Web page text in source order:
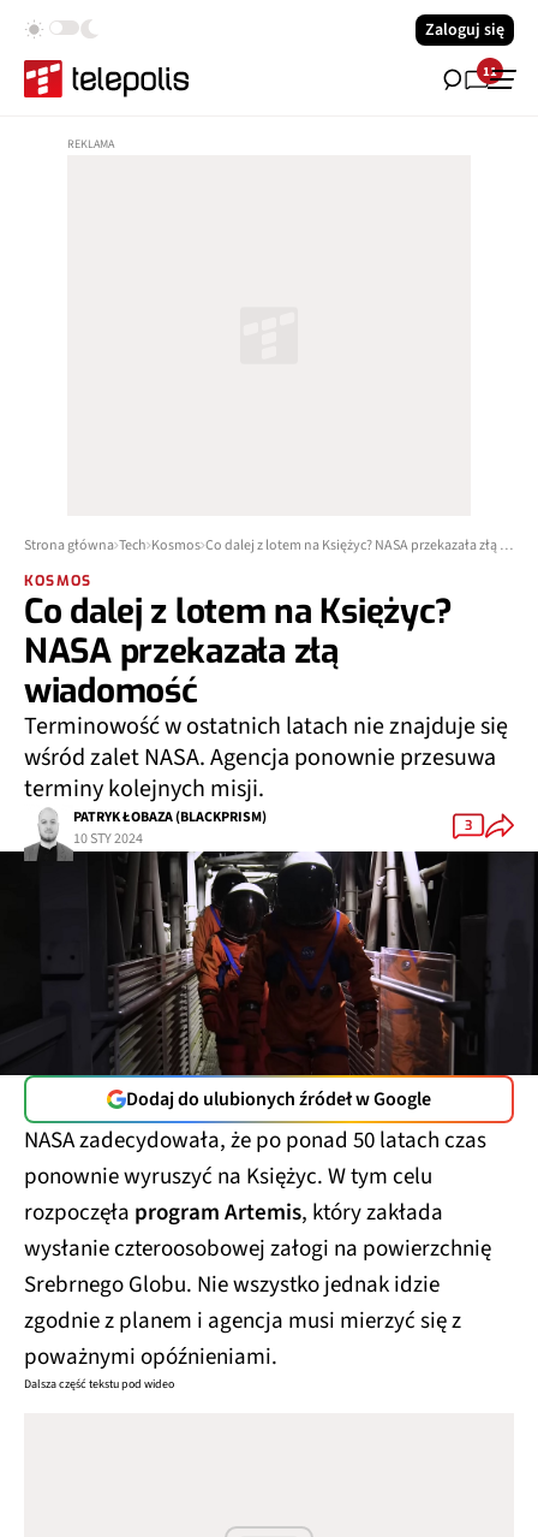
Zaloguj się
11
Strona główna Tech Kosmos Co dalej z lotem na Księżyc? NASA przekazała złą wiadomość
KOSMOS
Co dalej z lotem na Księżyc?
NASA przekazała złą
wiadomość
Terminowość w ostatnich latach nie znajduje się
wśród zalet NASA. Agencja ponownie przesuwa
terminy kolejnych misji.
PATRYK ŁOBAZA (BLACKPRISM)
10 STY 2024
3
Dodaj do ulubionych źródeł w Google
NASA zadecydowała, że po ponad 50 latach czas
ponownie wyruszyć na Księżyc. W tym celu
rozpoczęła program Artemis, który zakłada
wysłanie czteroosobowej załogi na powierzchnię
Srebrnego Globu. Nie wszystko jednak idzie
zgodnie z planem i agencja musi mierzyć się z
poważnymi opóźnieniami.
Dalsza część tekstu pod wideo